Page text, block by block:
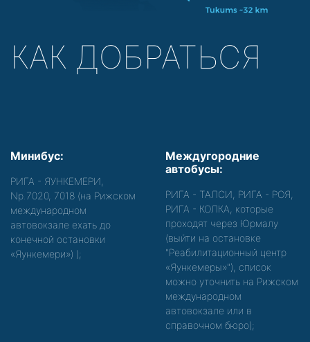
КАК ДОБРАТЬСЯ
Минибус:
РИГА - ЯУНКЕМЕРИ,
Nр.7020, 7018 (на Рижском
международном
автовокзале ехать до
конечной остановки
«Яункемери») );
Междугородние
автобусы:
РИГА - ТАЛСИ, РИГА - РОЯ,
РИГА - КОЛКА, которые
проходят через Юрмалу
(выйти на остановке
"Реабилитационный центр
«Яункемеры»"), список
можно уточнить на Рижском
международном
автовокзале или в
справочном бюро);